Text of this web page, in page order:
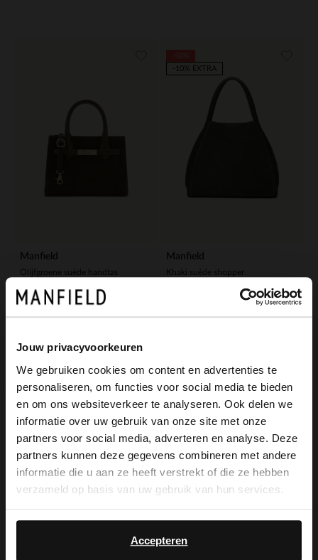
Jouw privacyvoorkeuren
We gebruiken cookies om content en advertenties te
personaliseren, om functies voor social media te bieden
en om ons websiteverkeer te analyseren. Ook delen we
informatie over uw gebruik van onze site met onze
partners voor social media, adverteren en analyse. Deze
partners kunnen deze gegevens combineren met andere
informatie die u aan ze heeft verstrekt of die ze hebben
verzameld op basis van uw gebruik van hun services.
Accepteren
Manfield
Olijfgroene suède handtas
89.99
Manfield
Khaki suède shopper
-10% EXTRA
De My Manfield
voordelen wachten
op je.
AANMELDEN MY MANFIELD
×
View this website in English?
It looks like your language isn't Dutch. Would
you like to switch to English?
English